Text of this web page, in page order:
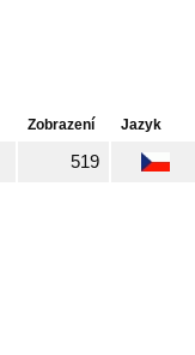
Zobrazení Jazyk
519